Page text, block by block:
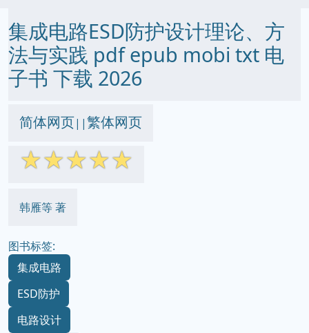
集成电路ESD防护设计理论、方
法与实践 pdf epub mobi txt 电
子书 下载 2026
简体网页||繁体网页
☆☆☆☆☆
韩雁等 著
图书标签:
集成电路
ESD防护
电路设计